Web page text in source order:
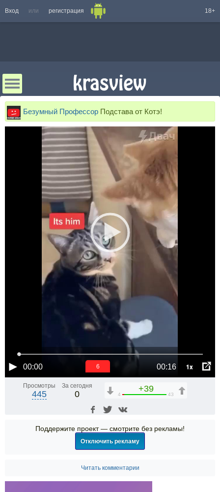
Вход или регистрация 18+
Безумный Профессор Подстава от Котэ!
00:00 00:16 1x
6
Просмотры
445
За сегодня
0
+39
4 43
Поддержите проект — смотрите без рекламы!
Отключить рекламу
Читать комментарии